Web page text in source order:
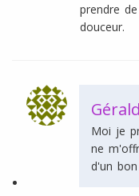
prendre
douceur.
Moi je
ne
d'un